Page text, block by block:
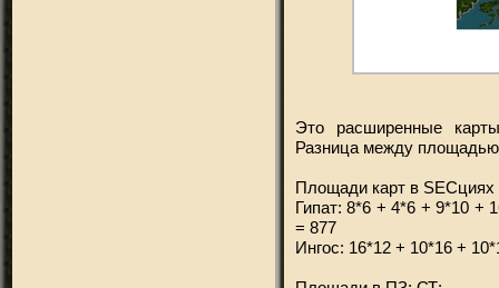
Это расширенные
Разница между площадью
Площади карт в SECциях
Гипат: 8*6 + 4*6 + 9*10 +
= 877
Ингос: 16*12 + 10*16 +